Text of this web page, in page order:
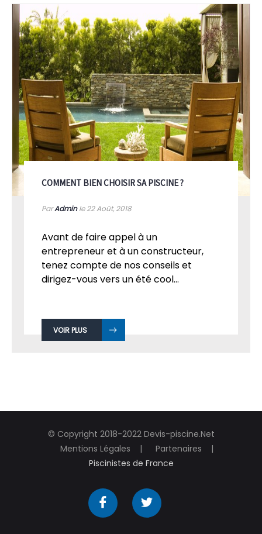
COMMENT BIEN CHOISIR SA PISCINE ?
ParAdminle 22Août, 2018
Avant de faire appel à un
entrepreneur et à un constructeur,
tenez compte de nos conseils et
dirigez-vous vers un été cool...
VOIR PLUS
© Copyright 2018-2022 Devis-piscine.Net
Mentions Légales
Partenaires
Piscinistes de France